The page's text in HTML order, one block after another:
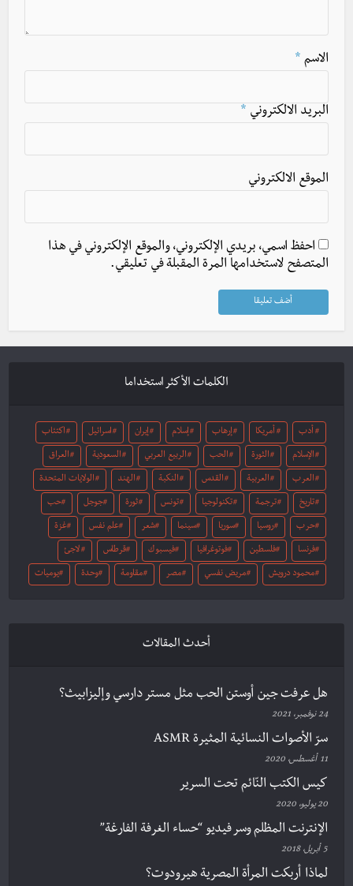
الاسم *
البريد الالكتروني *
الموقع الالكتروني
احفظ اسمي، بريدي الإلكتروني، والموقع الإلكتروني في هذا
المتصفح لاستخدامها المرة المقبلة في تعليقي.
الكلمات الأكثر استخداما
أدب أمريكا إرهاب إسلام إيران اسرائيل اكتئاب
الإسلام الثورة الحب الربيع العربي السعودية العراق
العرب العربية القدس النكبة الهند الولايات المتحدة
تاريخ ترجمة تكنولوجيا تونس ثورة جوجل حب
حرب روسيا سوريا سينما شعر علم نفس غزة
فرنسا فلسطين فوتوغرافيا فيسبوك قرطاس لاجئ
محمود درويش مريض نفسي مصر مقاومة وحدة يوميات
أحدث المقالات
هل عرفت جين أوستن الحب مثل مستر دارسي وإليزابيث؟
24 نوفمبر، 2021
سرّ الأصوات النسائية المثيرة ASMR
11 أغسطس، 2020
كيس الكتب النّائم تحت السرير
20 يوليو، 2020
الإنترنت المظلم وسر فيديو “حساء الغرفة الفارغة”
5 أبريل، 2018
لماذا أربكت المرأة المصرية هيرودوت؟